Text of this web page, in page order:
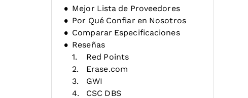
Mejor Lista de Proveedores
Por Qué Confiar en Nosotros
Comparar Especificaciones
Reseñas
Red Points
Erase.com
GWI
CSC DBS